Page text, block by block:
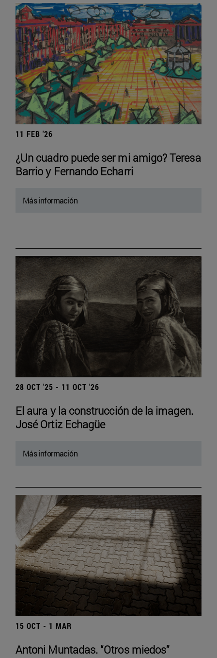
11 FEB '26
¿Un cuadro puede ser mi amigo? Teresa
Barrio y Fernando Echarri
Más información
28 OCT '25 - 11 OCT '26
El aura y la construcción de la imagen.
José Ortiz Echagüe
Más información
15 OCT - 1 MAR
Antoni Muntadas. “Otros miedos”